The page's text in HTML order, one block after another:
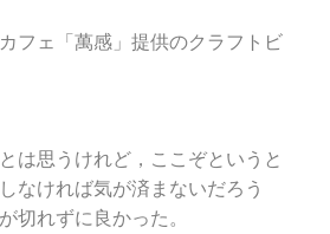
フェ「萬感」提供のクラフトビ
は思うけれど，ここぞというと
なければ気が済まないだろう
切れずに良かった。